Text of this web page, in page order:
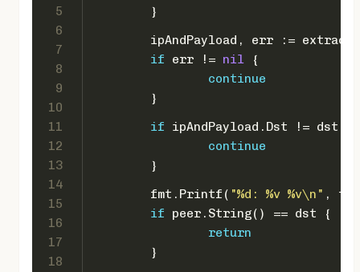
5
6
7
8
9
10
11
12
13
14
15
16
17
18
	}
ipAndPayload, err :=
if err != nil {
continue
	}
if ipAndPayload.Dst != dst
continue
	}
	fmt.Printf(
"%d: %v %v\n" , ttl,
if peer.String() == dst {
return
	}